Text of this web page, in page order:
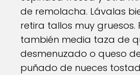
de remolacha. Lávalas
retira tallos muy gruesos.
también media taza de
desmenuzado o queso
puñado de nueces